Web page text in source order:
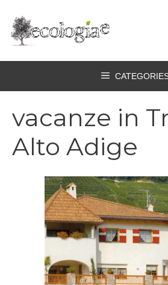
contenuto
vacanze in
Alto Adige